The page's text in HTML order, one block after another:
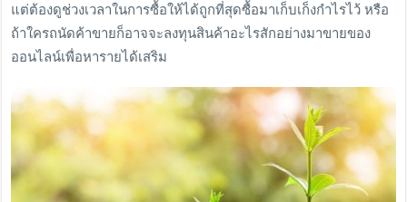
แต่ต้องดูช่วงเวลาในการซื้อให้ได้ถูกที่สุดซื้อมาเก็บเก็งกำไรไว้ หรือ
ถ้าใครถนัดค้าขายก็อาจจะลงทุนสินค้าอะไรสักอย่างมาขายของ
ออนไลน์เพื่อหารายได้เสริม